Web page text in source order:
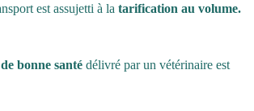
est assujetti à la tarification au volume.
bonne santé délivré par un vétérinaire est